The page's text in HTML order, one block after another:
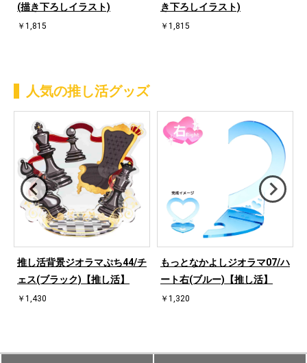
(描き下ろしイラスト)
￥1,815
き下ろしイラスト)
￥1,815
人気の推し活グッズ
推し活背景ジオラマぷち44/チ
ェス(ブラック)【推し活】
￥1,430
もっとなかよしジオラマ07/ハ
ート右(ブルー)【推し活】
￥1,320